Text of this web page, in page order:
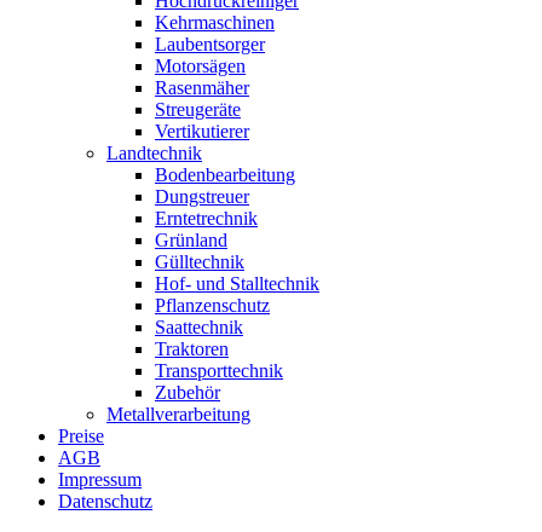
Kehrmaschinen
Laubentsorger
Motorsägen
Rasenmäher
Streugeräte
Vertikutierer
Landtechnik
Bodenbearbeitung
Dungstreuer
Erntetrechnik
Grünland
Gülltechnik
Hof- und Stalltechnik
Pflanzenschutz
Saattechnik
Traktoren
Transporttechnik
Zubehör
Metallverarbeitung
Preise
AGB
Impressum
Datenschutz